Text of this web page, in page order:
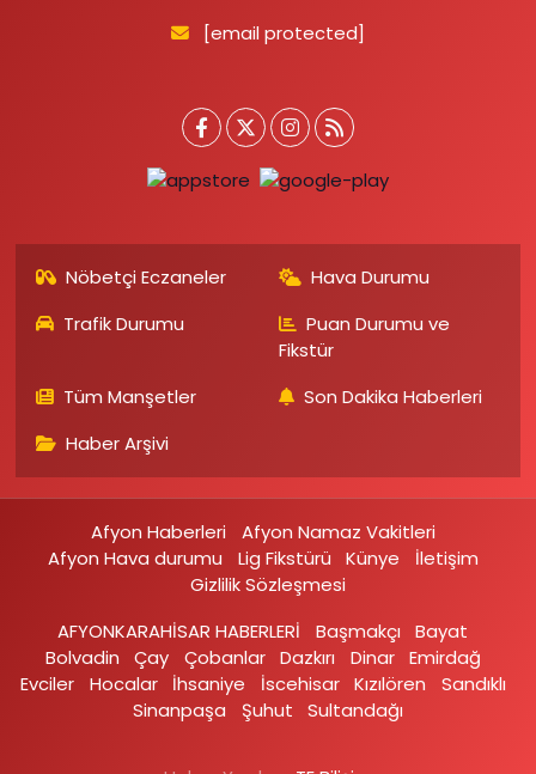
[email protected]
Nöbetçi Eczaneler
Hava Durumu
Trafik Durumu
Puan Durumu ve
Fikstür
Tüm Manşetler
Son Dakika Haberleri
Haber Arşivi
Afyon Haberleri
Afyon Namaz Vakitleri
Afyon Hava durumu
Lig Fikstürü Künye
İletişim
Gizlilik Sözleşmesi
AFYONKARAHİSAR HABERLERİ
Başmakçı
Bayat
Bolvadin
Çay Çobanlar Dazkırı Dinar Emirdağ‎
Evciler‎
Hocalar İhsaniye‎ İscehisar Kızılören‎
Sandıklı‎
Sinanpaşa
Şuhut Sultandağı